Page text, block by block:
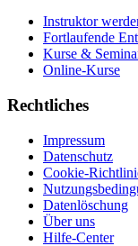
Instruktor
Fortlaufende
Kurse &
Online-Kurse
Rechtliches
Impressum
Datenschutz
Cookie-
Datenlöschung
Über uns
Hilfe-Center